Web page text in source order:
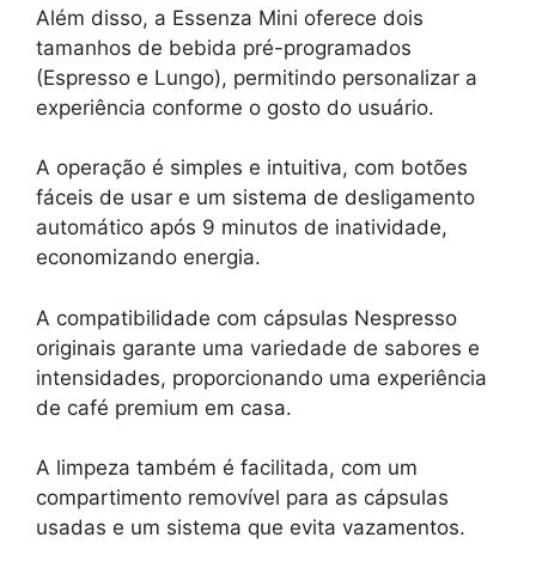
Além disso, a Essenza Mini oferece dois
tamanhos de bebida pré-programados
(Espresso e Lungo), permitindo personalizar a
experiência conforme o gosto do usuário.
A operação é simples e intuitiva, com botões
fáceis de usar e um sistema de desligamento
automático após 9 minutos de inatividade,
economizando energia.
A compatibilidade com cápsulas Nespresso
originais garante uma variedade de sabores e
intensidades, proporcionando uma experiência
de café premium em casa.
A limpeza também é facilitada, com um
compartimento removível para as cápsulas
usadas e um sistema que evita vazamentos.